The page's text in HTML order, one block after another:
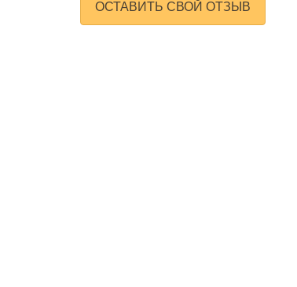
ОСТАВИТЬ СВОЙ ОТЗЫВ